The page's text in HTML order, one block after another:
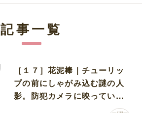
記事一覧
［１７］花泥棒｜チューリッ
プの前にしゃがみ込む謎の人
影。防犯カメラに映っていた